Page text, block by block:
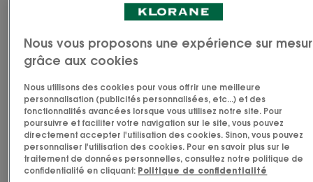
Besoin
Fabriqué en France
L’Eau lactée démaquillante à la Pivoine BIO
démaquille efficacement visage, yeux et lèvres en
Nous vous proposons une expérience sur
grâce aux cookies
Nous utilisons des cookies pour vous offrir une meilleure
personnalisation (publicités personnalisées, etc...) et des
fonctionnalités avancées lorsque vous utilisez notre site. Pour
poursuivre et faciliter votre navigation sur le site, vous pouvez
directement accepter l'utilisation des cookies. Sinon, vous pouvez
personnaliser l'utilisation des cookies. Pour en savoir plus sur le
traitement de données personnelles, consultez notre politique de
confidentialité en cliquant: Politique de confidentialité